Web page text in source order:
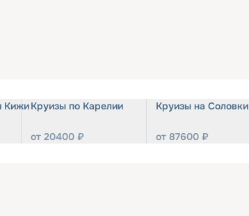
КижиКруизы по Карелии
от 20400 ₽
Круизы на Соловки
от 87600 ₽